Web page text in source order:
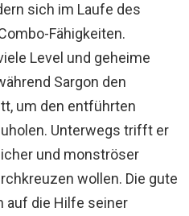
sich im Laufe des
Fähigkeiten.
Level und geheime
Sargon den
um den entführten
Unterwegs trifft er
und monströser
wollen. Die gute
auf die Hilfe seiner